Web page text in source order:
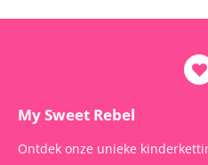
My Sweet Rebel
Ontdek onze unieke